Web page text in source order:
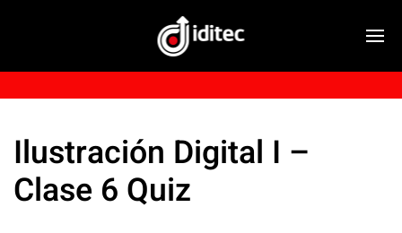
Ilustración Digital I –
Clase 6 Quiz